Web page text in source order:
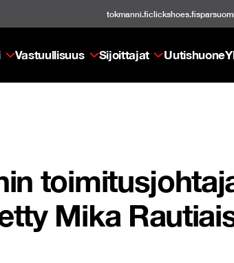
tokmanni.ficlickshoes.fi
Vastuullisuus Sijoittajat Uutishuone
Mika